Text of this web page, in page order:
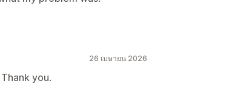
26 เมษายน 2026
you.